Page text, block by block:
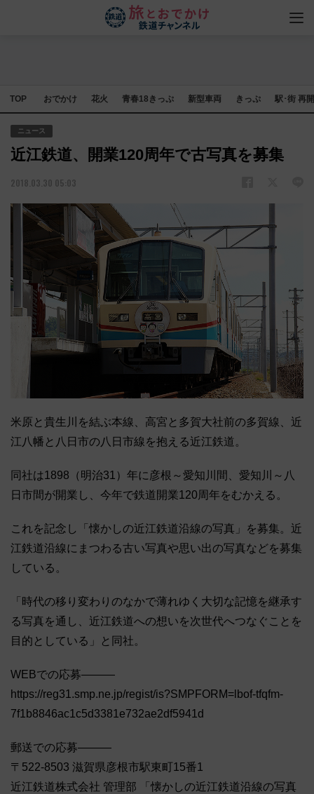
TOP おでかけ 花火 青春18きっぷ 新型車両 きっぷ 駅･街 再
ニュース
近江鉄道、開業120周年で古写真を募集
2018.03.30 05:03
米原と貴生川を結ぶ本線、高宮と多賀大社前の多賀線、近
江八幡と八日市の八日市線を抱える近江鉄道。
同社は1898（明治31）年に彦根～愛知川間、愛知川～八
日市間が開業し、今年で鉄道開業120周年をむかえる。
これを記念し「懐かしの近江鉄道沿線の写真」を募集。近
江鉄道沿線にまつわる古い写真や思い出の写真などを募集
している。
「時代の移り変わりのなかで薄れゆく大切な記憶を継承す
る写真を通し、近江鉄道への想いを次世代へつなぐことを
目的としている」と同社。
WEBでの応募―――
https://reg31.smp.ne.jp/regist/is?SMPFORM=lbof-tfqfm-
7f1b8846ac1c5d3381e732ae2df5941d
郵送での応募―――
〒522-8503 滋賀県彦根市駅東町15番1
近江鉄道株式会社 管理部 「懐かしの近江鉄道沿線の写真